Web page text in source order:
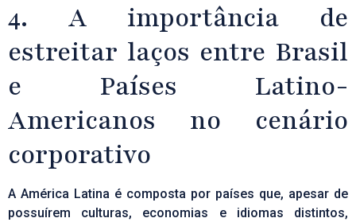
4. A importância de
estreitar laços entre Brasil
e Países Latino-
Americanos no cenário
corporativo
A América Latina é composta por países que, apesar de
possuírem culturas, economias e idiomas distintos,